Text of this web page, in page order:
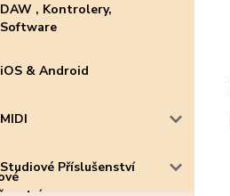
DAW , Kontrolery,
Software
iOS & Android
MIDI
Studiové Příslušenství